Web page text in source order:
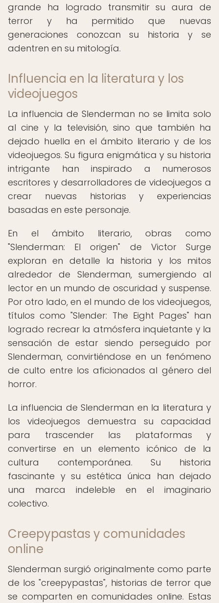
grande ha logrado transmitir su aura de
terror y ha permitido que nuevas
generaciones conozcan su historia y se
adentren en su mitología.
Influencia en la literatura y los
videojuegos
La influencia de Slenderman no se limita solo
al cine y la televisión, sino que también ha
dejado huella en el ámbito literario y de los
videojuegos. Su figura enigmática y su historia
intrigante han inspirado a numerosos
escritores y desarrolladores de videojuegos a
crear nuevas historias y experiencias
basadas en este personaje.
En el ámbito literario, obras como
"Slenderman: El origen" de Victor Surge
exploran en detalle la historia y los mitos
alrededor de Slenderman, sumergiendo al
lector en un mundo de oscuridad y suspense.
Por otro lado, en el mundo de los videojuegos,
títulos como "Slender: The Eight Pages" han
logrado recrear la atmósfera inquietante y la
sensación de estar siendo perseguido por
Slenderman, convirtiéndose en un fenómeno
de culto entre los aficionados al género del
horror.
La influencia de Slenderman en la literatura y
los videojuegos demuestra su capacidad
para trascender las plataformas y
convertirse en un elemento icónico de la
cultura contemporánea. Su historia
fascinante y su estética única han dejado
una marca indeleble en el imaginario
colectivo.
Creepypastas y comunidades
online
Slenderman surgió originalmente como parte
de los "creepypastas", historias de terror que
se comparten en comunidades online. Estas